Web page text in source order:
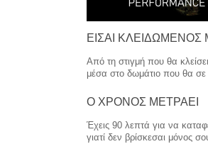
ΕΙΣΑΙ ΚΛΕΙΔΩΜΕΝΟΣ
Από τη στιγμή που θα
μέσα στο δωμάτιο που θα
Ο ΧΡΟΝΟΣ ΜΕΤΡΑΕΙ
Έχεις 90 λεπτά για να
γιατί δεν βρίσκεσαι μόνος